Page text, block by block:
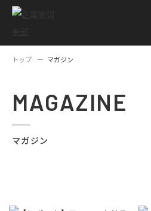
トップ マガジン
MAGAZINE
マガジン